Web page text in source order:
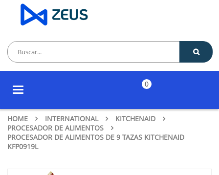
Toggle
0
HOME INTERNATIONAL
KITCHENAID
PROCESADOR DE ALIMENTOS
PROCESADOR DE ALIMENTOS DE 9 TAZAS KITCHENAID
KFP0919L